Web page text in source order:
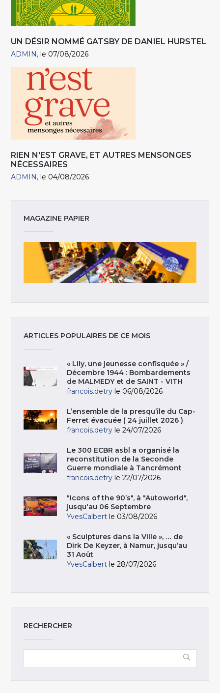
UN DÉSIR NOMMÉ GATSBY DE DANIEL HURSTEL
ADMIN le 07/08/2026
RIEN N'EST GRAVE, ET AUTRES MENSONGES
NÉCESSAIRES
ADMIN le 04/08/2026
MAGAZINE PAPIER
ARTICLES POPULAIRES DE CE MOIS
« Lily, une jeunesse confisquée » /
Décembre 1944 : Bombardements
de MALMEDY et de SAINT - VITH
francois.detry le 06/08/2026
L’ensemble de la presqu’île du Cap-
Ferret évacuée ( 24 juillet 2026 )
francois.detry le 24/07/2026
Le 300 ECBR asbl a organisé la
reconstitution de la Seconde
Guerre mondiale à Tancrémont
francois.detry le 22/07/2026
"Icons of the 90’s", à "Autoworld",
jusqu'au 06 Septembre
YvesCalbert le 03/08/2026
« Sculptures dans la Ville », … de
Dirk De Keyzer, à Namur, jusqu’au
31 Août
YvesCalbert le 28/07/2026
RECHERCHER